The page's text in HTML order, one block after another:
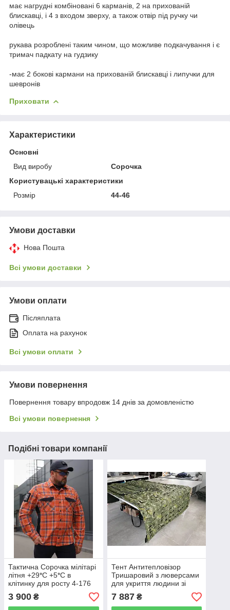
має нагрудні комбіновані 6 карманів, 2 на прихованій
блискавці, і 4 з входом зверху, а також отвір під ручку чи
олівець
рукава розроблені таким чином, що можливе подкачування і є
тримач падкату на гудзику
-має 2 бокові кармани на прихованій блискавці і липучки для
шевронів
Приховати
Характеристики
Основні
Вид виробу
Сорочка
Користувацькі характеристики
Розмір
44-46
Умови доставки
Нова Пошта
Всі умови доставки
Умови оплати
Післяплата
Оплата на рахунок
Всі умови оплати
Умови повернення
Повернення товару впродовж 14 днів за домовленістю
Всі умови повернення
Подібні товари компанії
Тактична Сорочка мілітарі
літня +29*С +5*С в
клітинку для росту 4-176
см Помаранчева
3 900 ₴
Тент Антитепловізор
Тришаровий з люверсами
для укриття людини зі
спорядженням у повний
зріст 1.5× 2.5 м Камуфляж
7 887₴